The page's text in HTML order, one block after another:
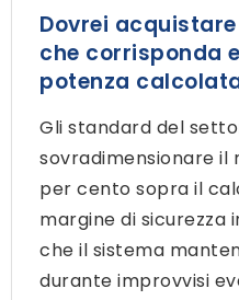
Dovrei
che corrisponda
potenza
Gli standard del
sovradimensionare il
per cento sopra il
margine di
che il sistema
durante improvvisi